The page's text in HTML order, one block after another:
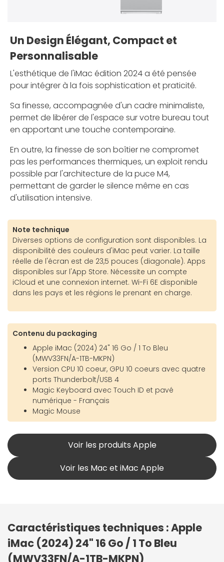
Un Design Élégant, Compact et
Personnalisable
L'esthétique de l'iMac édition 2024 a été pensée
pour intégrer à la fois sophistication et praticité.
Sa finesse, accompagnée d'un cadre minimaliste,
permet de libérer de l'espace sur votre bureau tout
en apportant une touche contemporaine.
En outre, la finesse de son boîtier ne compromet
pas les performances thermiques, un exploit rendu
possible par l'architecture de la puce M4,
permettant de garder le silence même en cas
d'utilisation intensive.
Note technique
Diverses options de configuration sont disponibles. La
disponibilité des couleurs d'iMac peut varier. La taille
réelle de l'écran est de 23,5 pouces (diagonale). Apps
disponibles sur l'App Store. Nécessite un compte
iCloud et une connexion internet. Wi-Fi 6E disponible
dans les pays et les régions le prenant en charge.
Contenu du packaging
Apple iMac (2024) 24" 16 Go / 1 To Bleu
(MWV33FN/A-1TB-MKPN)
Version CPU 10 coeur, GPU 10 coeurs avec quatre
ports Thunderbolt/USB 4
Magic Keyboard avec Touch ID et pavé
numérique - Français
Magic Mouse
Voir les produits Apple
Voir les Mac et iMac Apple
Caractéristiques techniques : Apple
iMac (2024) 24" 16 Go / 1 To Bleu
(MWV33FN/A-1TB-MKPN)